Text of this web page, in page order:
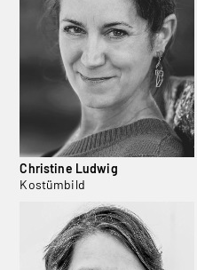
Christine Ludwig
Kostümbild